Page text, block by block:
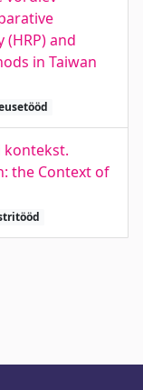
and
in Taiwan
kontekst.
the Context of